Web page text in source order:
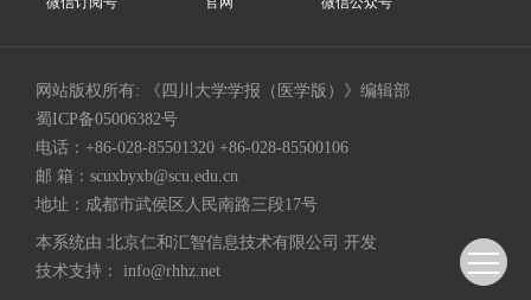
网站版权所有: 《四川大学学报（医学版）》编辑部
蜀ICP备05006382号
电话：+86-028-85501320 +86-028-85500106
邮 箱： scuxbyxb@scu.edu.cn
地址：成都市武侯区人民南路三段17号
本系统由 北京仁和汇智信息技术有限公司 开发
技术支持： info@rhhz.net